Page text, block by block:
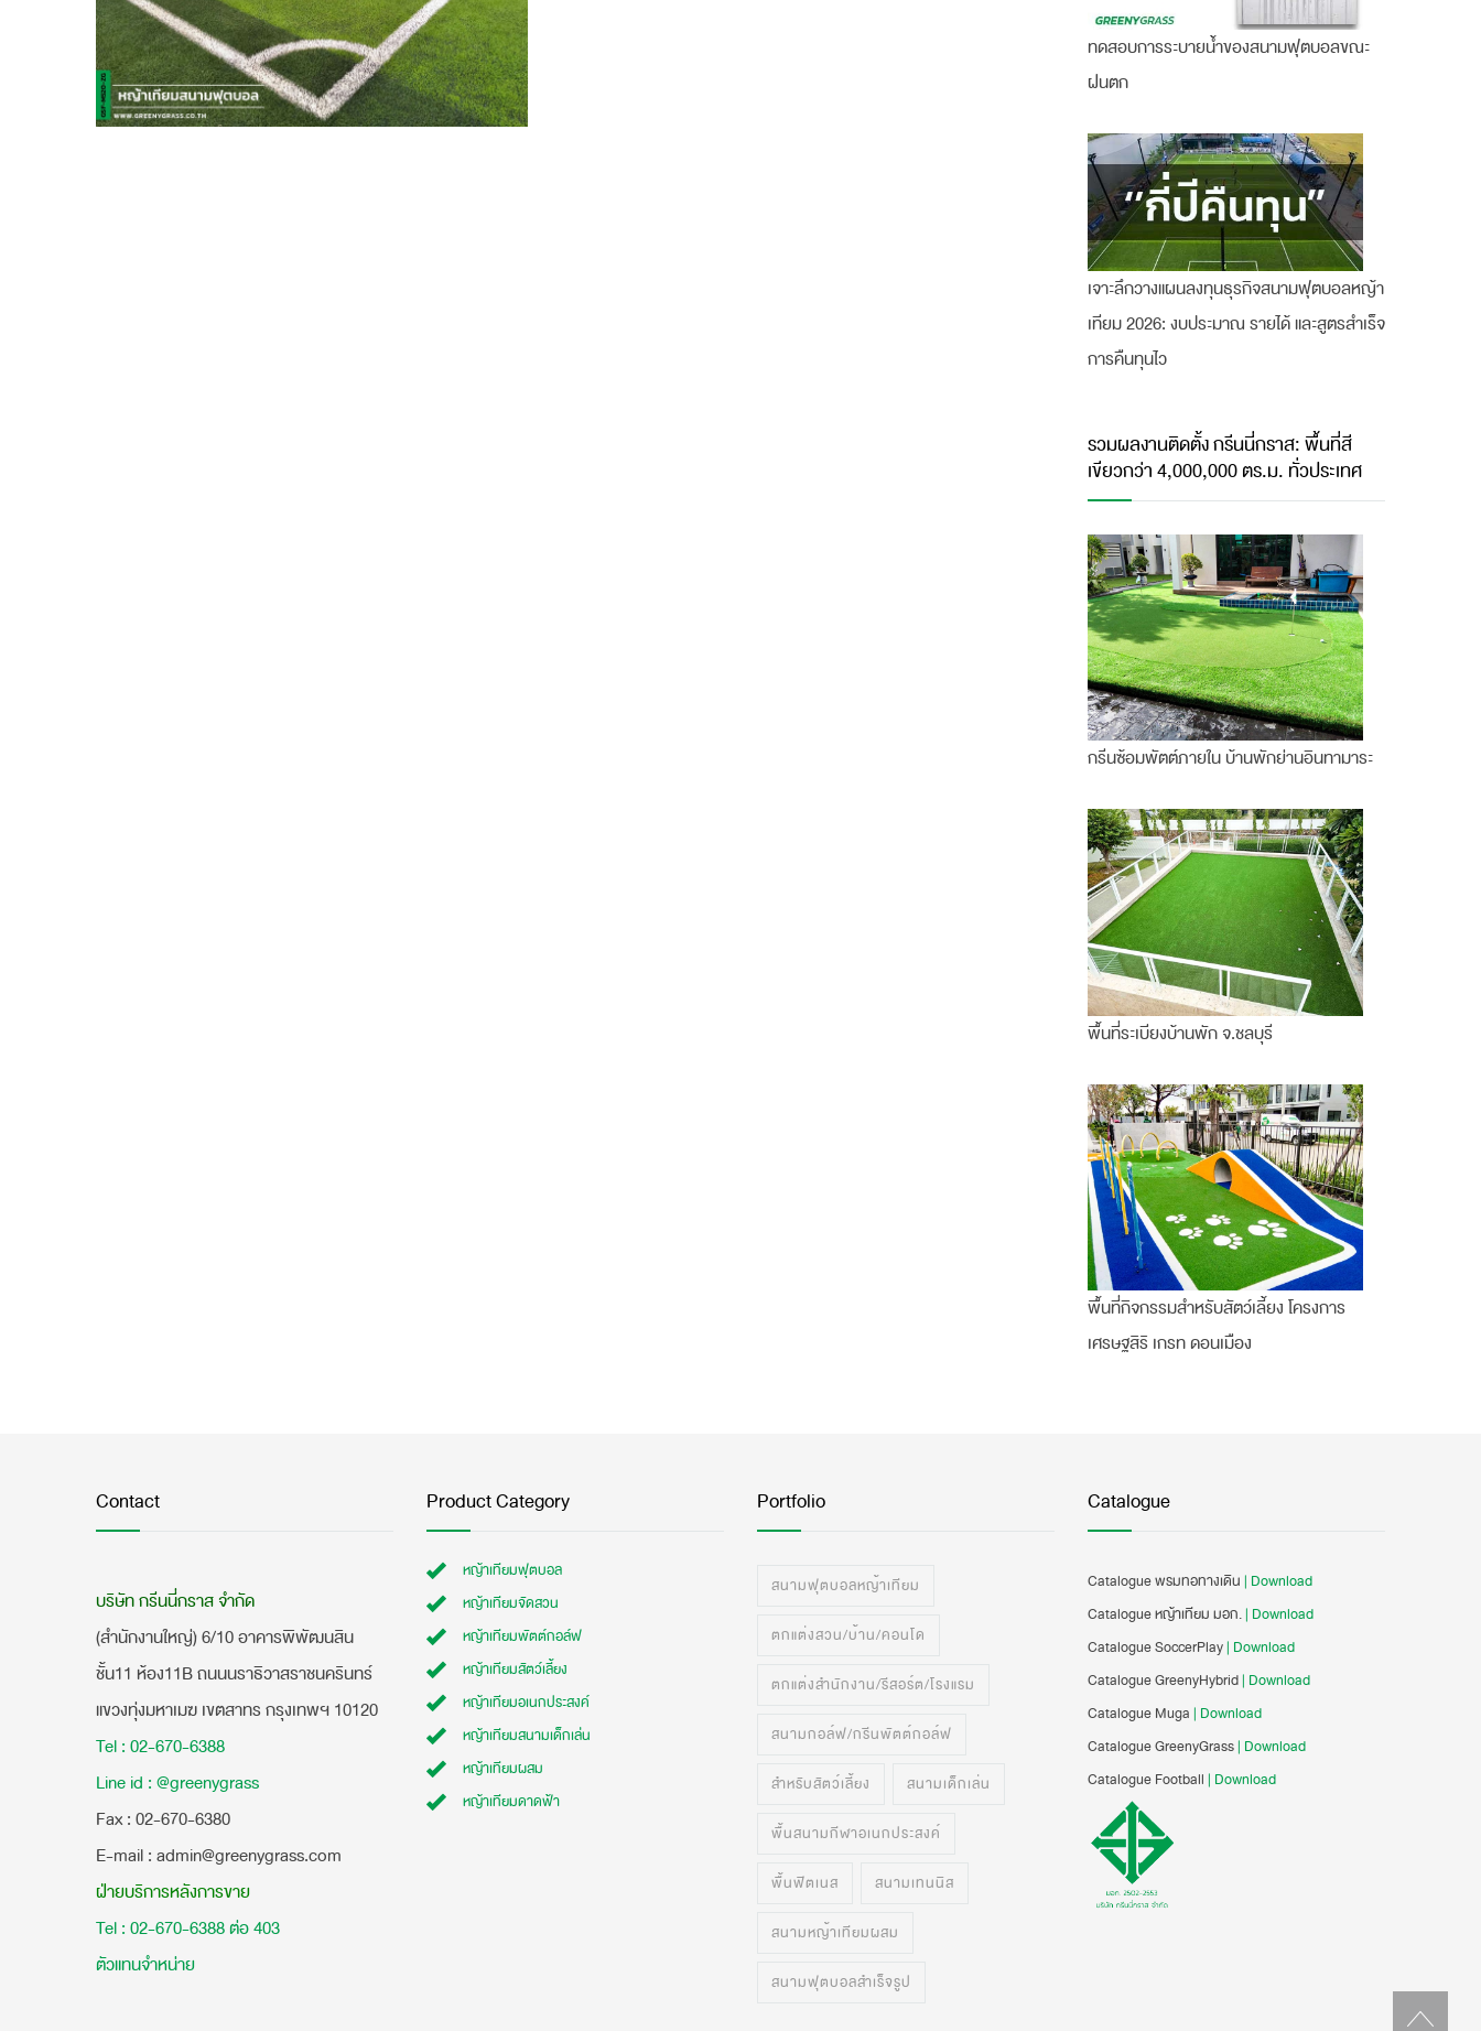
ทดสอบการระบายน้ำของสนามฟุตบอลขณะ
ฝนตก
เจาะลึกวางแผนลงทุนธุรกิจสนามฟุตบอลหญ้า
เทียม 2026: งบประมาณ รายได้ และสูตรสำเร็จ
การคืนทุนไว
รวมผลงานติดตั้ง กรีนนี่กราส: พื้นที่สี
เขียวกว่า 4,000,000 ตร.ม. ทั่วประเทศ
กรีนซ้อมพัตต์ภายใน บ้านพักย่านอินทามาระ
พื้นที่ระเบียงบ้านพัก จ.ชลบุรี
พื้นที่กิจกรรมสำหรับสัตว์เลี้ยง โครงการ
เศรษฐสิริ เกรท ดอนเมือง
Contact
บริษัท กรีนนี่กราส จำกัด
(สำนักงานใหญ่) 6/10 อาคารพิพัฒนสิน
ชั้น11 ห้อง11B ถนนนราธิวาสราชนครินทร์
แขวงทุ่งมหาเมฆ เขตสาทร กรุงเทพฯ 10120
Tel : 02-670-6388
Line id : @greenygrass
​Fax : 02-670-6380
E-mail : admin@greenygrass.com
ฝ่ายบริการหลังการขาย
Tel : 02-670-6388 ต่อ 403
ตัวแทนจำหน่าย
Product Category
หญ้าเทียมฟุตบอล
หญ้าเทียมจัดสวน
หญ้าเทียมพัตต์กอล์ฟ
หญ้าเทียมสัตว์เลี้ยง
หญ้าเทียมอเนกประสงค์
หญ้าเทียมสนามเด็กเล่น
หญ้าเทียมผสม
หญ้าเทียมดาดฟ้า
Portfolio
สนามฟุตบอลหญ้าเทียม
ตกแต่งสวน/บ้าน/คอนโด
ตกแต่งสำนักงาน/รีสอร์ต/โรงแรม
สนามกอล์ฟ/กรีนพัตต์กอล์ฟ
สำหรับสัตว์เลี้ยง สนามเด็กเล่น
พื้นสนามกีฬาอเนกประสงค์
พื้นฟิตเนส สนามเทนนิส
สนามหญ้าเทียมผสม
สนามฟุตบอลสำเร็จรูป
Catalogue
Catalogue พรมทอทางเดิน | Download
Catalogue หญ้าเทียม มอก.| Download
Catalogue SoccerPlay| Download
Catalogue GreenyHybrid| Download
Catalogue Muga | Download
Catalogue GreenyGrass| Download
Catalogue Football | Download